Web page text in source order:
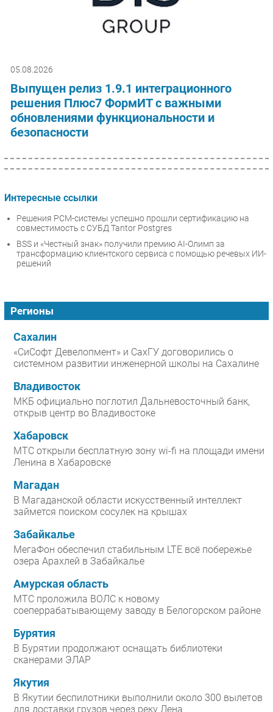
05.08.2026
Выпущен релиз 1.9.1 интеграционного
решения Плюс7 ФормИТ с важными
обновлениями функциональности и
безопасности
Интересные ссылки
Решения РСМ-системы успешно прошли сертификацию на
совместимость с СУБД Tantor Postgres
BSS и «Честный знак» получили премию AI-Олимп за
трансформацию клиентского сервиса с помощью речевых ИИ-
решений
Регионы
Сахалин
«СиСофт Девелопмент» и СахГУ договорились о
системном развитии инженерной школы на Сахалине
Владивосток
МКБ официально поглотил Дальневосточный банк,
открыв центр во Владивостоке
Хабаровск
МТС открыли бесплатную зону wi-fi на площади имени
Ленина в Хабаровске
Магадан
В Магаданской области искусственный интеллект
займется поиском сосулек на крышах
Забайкалье
МегаФон обеспечил стабильным LTE всё побережье
озера Арахлей в Забайкалье
Амурская область
МТС проложила ВОЛС к новому
соеперрабатывающему заводу в Белогорском районе
Бурятия
В Бурятии продолжают оснащать библиотеки
сканерами ЭЛАР
Якутия
В Якутии беспилотники выполнили около 300 вылетов
для доставки грузов через реку Лена